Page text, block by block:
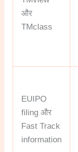
और
TMclass
EUIPO
filing और
Fast Track
information